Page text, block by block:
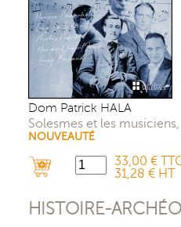
Dom Patrick HALA
Solesmes et les
NOUVEAUTÉ
33,00 €
31,28 € HT
HISTOIRE-